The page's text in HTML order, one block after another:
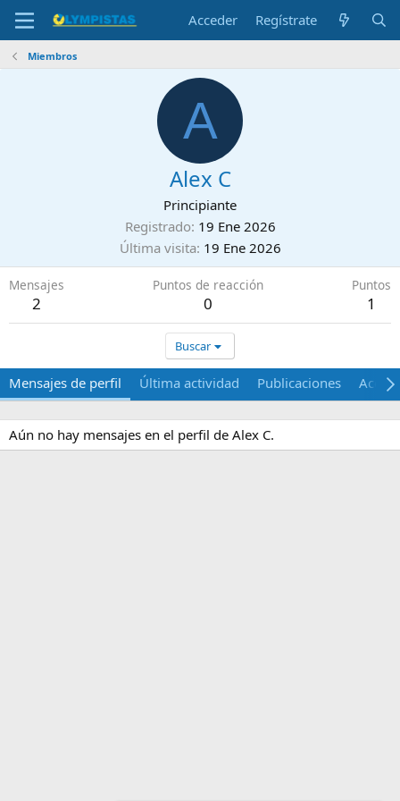
Acceder Regístrate
Miembros
A
Alex C
Principiante
Registrado 19 Ene 2026
Última visita 19 Ene 2026
Mensajes
2
Puntos de reacción
0
Puntos
1
Buscar
Mensajes de perfil Última actividad Publicaciones Acerca
Aún no hay mensajes en el perfil de Alex C.